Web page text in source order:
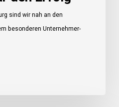
sind wir nah an den
besonderen Unternehmer-